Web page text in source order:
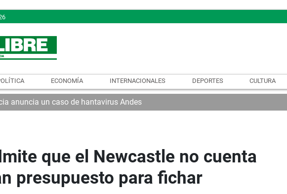
ECONOMÍA INTERNACIONALES DEPORTES CULTURA
anuncia un caso de hantavirus Andes
que el Newcastle no cuenta
presupuesto para fichar